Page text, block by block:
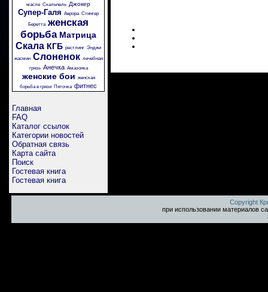
масле Скальпель Джокер
Супер-Галя Аврора Стингер
Беретта женская
борьба Матрица
Скала КГБ рестлинг Энджи
жасмин Слоненок лечебная
грязь Анечка Амазонка
женские бои женская
борьба в грязи Пяточка фитнес
Главная
FAQ
Каталог ссылок
Категории новостей
Обратная связь
Карта сайта
Поиск
Гостевая книга
Гостевая книга
Copyright
при использовании материалов